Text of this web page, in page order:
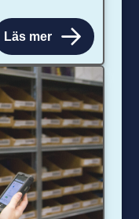
Läs mer